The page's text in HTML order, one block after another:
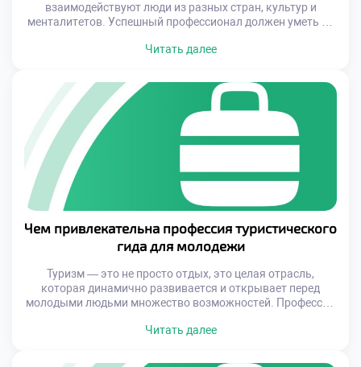
взаимодействуют люди из разных стран, культур и
менталитетов. Успешный профессионал должен уметь не
информацию, объяснять правила, оказывать помощь и
будущие специалисты по туризму и гостеприимству
должны заранее задуматься о развитии своих языковых
компетенций, чтобы быть готовыми к […]
Читать далее
Чем привлекательна профессия туристического
гида для молодежи
Туризм — это не просто отдых, это целая отрасль,
которая динамично развивается и открывает перед
молодыми людьми множество возможностей. Профессия
выпускников школ и студентов, ведь она сочетает в себе
быть частью международного культурного обмена. Если
Читать далее